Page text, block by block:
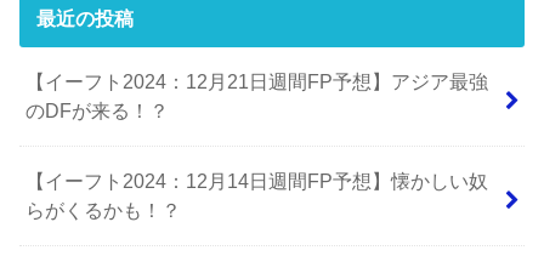
最近の投稿
【イーフト2024：12月21日週間FP予想】アジア最強
のDFが来る！？
【イーフト2024：12月14日週間FP予想】懐かしい奴
らがくるかも！？